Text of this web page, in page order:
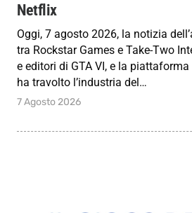
Netflix
Oggi, 7 agosto 2026, la notizia
tra Rockstar Games e Take-Two
e editori di GTA VI, e la
ha travolto l’industria del…
7 Agosto 2026